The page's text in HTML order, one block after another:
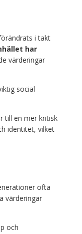
i takt
har
värderingar
social
till en mer kritisk
identitet, vilket
ofta
värderingar
och